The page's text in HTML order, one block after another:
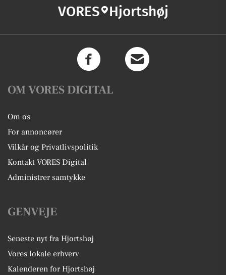
VORES Hjortshøj
OM VORES DIGITAL
Om os
For annoncører
Vilkår og Privatlivspolitik
Kontakt VORES Digital
Administrer samtykke
GENVEJE
Seneste nyt fra Hjortshøj
Vores lokale erhverv
Kalenderen for Hjortshøj